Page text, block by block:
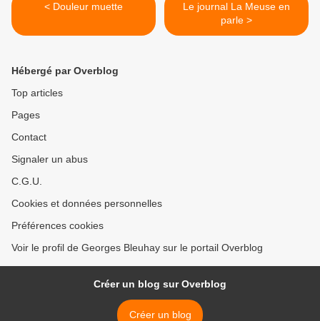
< Douleur muette
Le journal La Meuse en
parle >
Hébergé par Overblog
Top articles
Pages
Contact
Signaler un abus
C.G.U.
Cookies et données personnelles
Préférences cookies
Voir le profil de Georges Bleuhay sur le portail Overblog
Créer un blog sur Overblog
Créer un blog